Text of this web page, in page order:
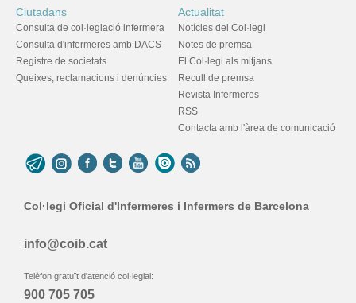
Ciutadans
Consulta de col·legiació infermera
Consulta d'infermeres amb DACS
Registre de societats
Queixes, reclamacions i denúncies
Actualitat
Notícies del Col·legi
Notes de premsa
El Col·legi als mitjans
Recull de premsa
Revista Infermeres
RSS
Contacta amb l'àrea de comunicació
Col·legi Oficial d'Infermeres i Infermers de Barcelona
info@coib.cat
Telèfon gratuït d'atenció col·legial:
900 705 705